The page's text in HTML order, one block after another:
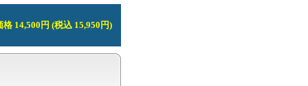
格 14,500円 (税込 15,950円)